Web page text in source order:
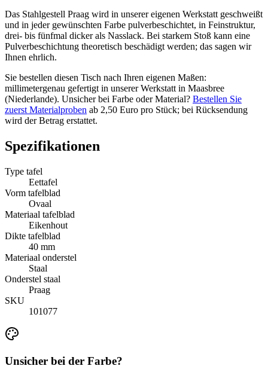
Das Stahlgestell Praag wird in unserer eigenen Werkstatt geschweißt
und in jeder gewünschten Farbe pulverbeschichtet, in Feinstruktur,
drei- bis fünfmal dicker als Nasslack. Bei starkem Stoß kann eine
Pulverbeschichtung theoretisch beschädigt werden; das sagen wir
Ihnen ehrlich.
Sie bestellen diesen Tisch nach Ihren eigenen Maßen:
millimetergenau gefertigt in unserer Werkstatt in Maasbree
(Niederlande). Unsicher bei Farbe oder Material? Bestellen Sie
zuerst Materialproben ab 2,50 Euro pro Stück; bei Rücksendung
wird der Betrag erstattet.
Spezifikationen
Type tafel
Eettafel
Vorm tafelblad
Ovaal
Materiaal tafelblad
Eikenhout
Dikte tafelblad
40 mm
Materiaal onderstel
Staal
Onderstel staal
Praag
SKU
101077
Unsicher bei der Farbe?